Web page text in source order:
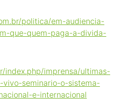
politica/em-audiencia-
que-quem-paga-a-divida-
index.php/imprensa/ultimas-
seminario-o-sistema-
e-internacional